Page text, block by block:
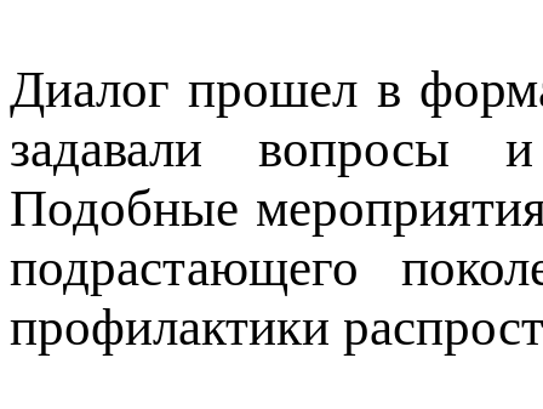
Диалог прошел в
задавали вопросы
Подобные
подрастающего
профилактики